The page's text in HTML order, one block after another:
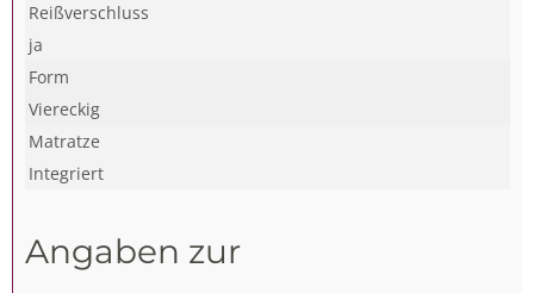
Reißverschluss
ja
Form
Viereckig
Matratze
Integriert
Angaben zur